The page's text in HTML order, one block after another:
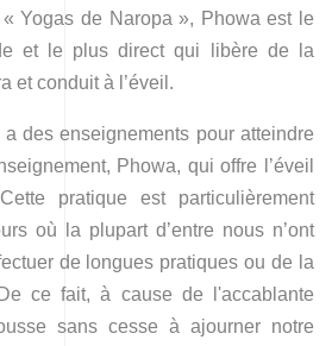
« Yogas de Naropa », Phowa est le
et le plus direct qui libère de la
et conduit à l’éveil.
des enseignements pour atteindre
Phowa, qui offre l’éveil
pratique est particulièrement
où la plupart d’entre nous n’ont
de longues pratiques ou de la
ce fait, à cause de l'accablante
sans cesse à ajourner notre